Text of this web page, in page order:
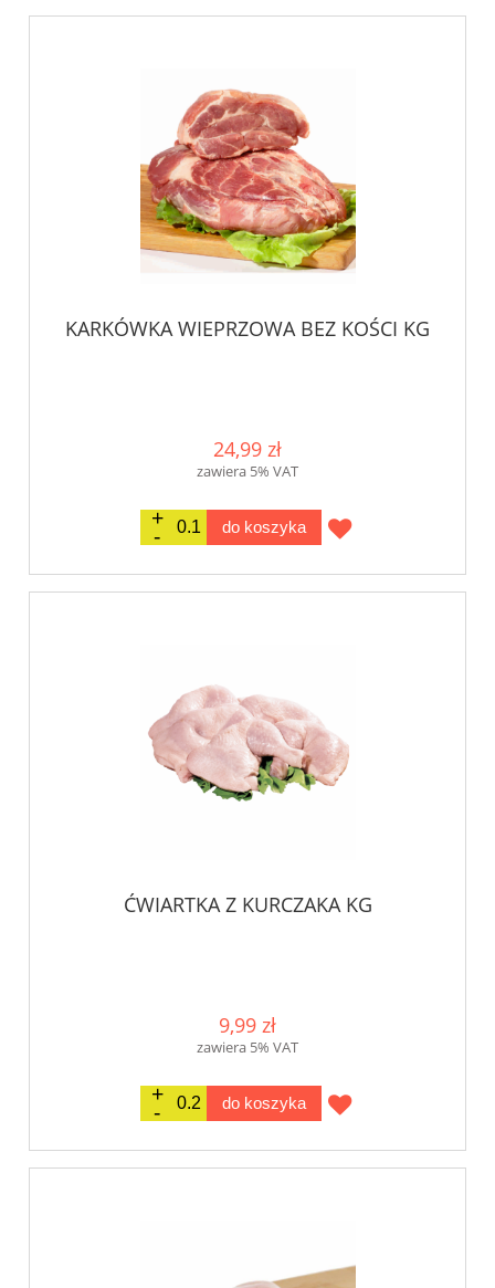
KARKÓWKA WIEPRZOWA BEZ KOŚCI KG
24,99 zł
zawiera 5% VAT
do koszyka
ĆWIARTKA Z KURCZAKA KG
9,99 zł
zawiera 5% VAT
do koszyka